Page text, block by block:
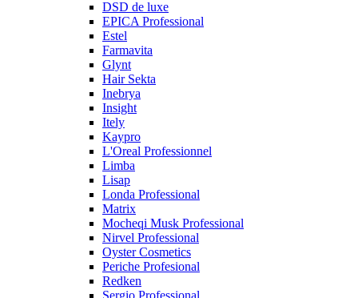
DSD de luxe
EPICA Professional
Estel
Farmavita
Glynt
Hair Sekta
Inebrya
Insight
Itely
Kaypro
L'Oreal Professionnel
Limba
Lisap
Londa Professional
Matrix
Mocheqi Musk Professional
Nirvel Professional
Oyster Cosmetics
Periche Profesional
Redken
Sergio Professional